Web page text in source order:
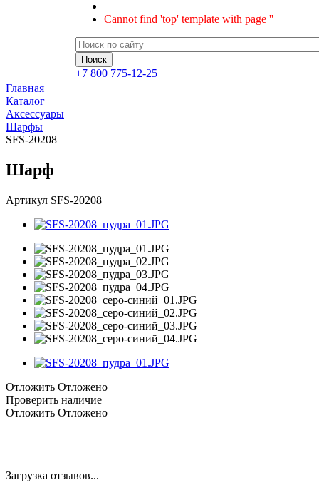
Cannot find 'top' template with page ''
+7 800 775-12-25
Главная
Каталог
Аксессуары
Шарфы
SFS-20208
Шарф
Артикул SFS-20208
Отложить Отложено
Проверить наличие
Отложить Отложено
Загрузка отзывов...